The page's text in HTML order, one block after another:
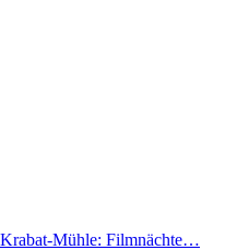
Mühle: Filmnächte…